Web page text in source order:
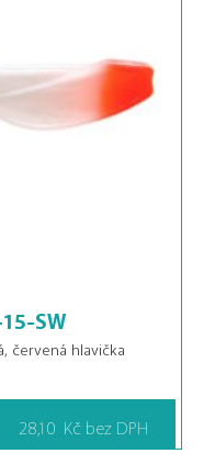
SW
červená hlavička
28,10 Kč bez DPH